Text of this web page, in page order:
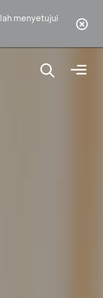
menyetujui